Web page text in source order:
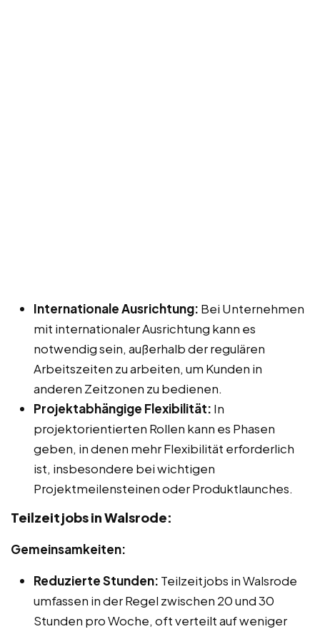
Internationale Ausrichtung: Bei Unternehmen
mit internationaler Ausrichtung kann es
notwendig sein, außerhalb der regulären
Arbeitszeiten zu arbeiten, um Kunden in
anderen Zeitzonen zu bedienen.
Projektabhängige Flexibilität: In
projektorientierten Rollen kann es Phasen
geben, in denen mehr Flexibilität erforderlich
ist, insbesondere bei wichtigen
Projektmeilensteinen oder Produktlaunches.
Teilzeitjobs in Walsrode:
Gemeinsamkeiten:
Reduzierte Stunden: Teilzeitjobs in Walsrode
umfassen in der Regel zwischen 20 und 30
Stunden pro Woche, oft verteilt auf weniger